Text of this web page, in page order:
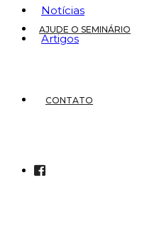
AJUDE O SEMINÁRIO
CONTATO
Notícias
Artigos